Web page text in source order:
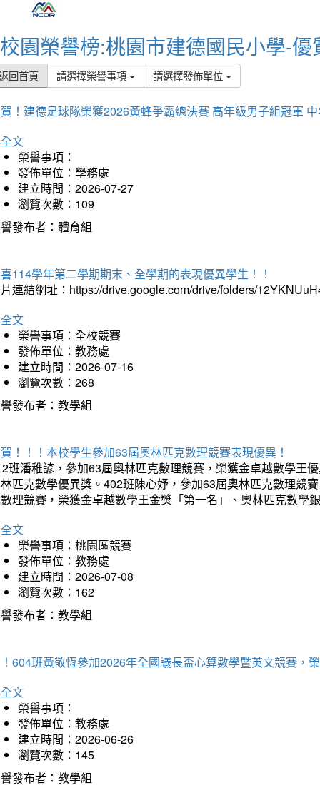
校園榮譽榜:桃園市建德國民小學-優
回首頁 請選擇榮譽事項 請選擇發佈單位
！建德足球隊榮獲2026黃蜂爭霸總決賽 高年級男子組冠軍
文
榮譽事項：
發佈單位：學務處
建立時間：2026-07-27
瀏覽次數：109
發布者：體育組
114學年第二學期期末、全學期的表現優異學生！！
連結網址：https://drive.google.com/drive/folders/
文
榮譽事項：全校競賽
發佈單位：教務處
建立時間：2026-07-16
瀏覽次數：268
發布者：教學組
！！！本校學生參加63屆奧林匹克數理競賽表現優異！
班潘稚諺，參加63屆奧林匹克數理競賽，榮獲金卓越數學王
匹克數學優異獎。402班陳心妤，參加63屆奧林匹克數理競
理競賽，榮獲金卓越數學王金獎「第一名」、奧林匹克數學
文
榮譽事項：桃園區競賽
發佈單位：教務處
建立時間：2026-07-08
瀏覽次數：162
發布者：教學組
604班黃敬恆參加2026年全國議長盃心算數學暨英文競賽，
文
榮譽事項：
發佈單位：教務處
建立時間：2026-06-26
瀏覽次數：145
發布者：教學組